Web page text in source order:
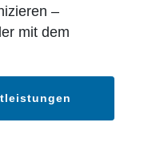
–
mit dem